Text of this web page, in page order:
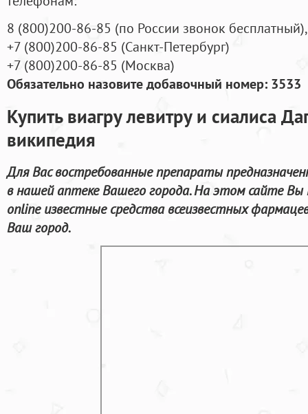
8 (800)200-86-85 (по России звонок бесплатный),
+7 (800)200-86-85 (Санкт-Петербург)
+7 (800)200-86-85 (Москва)
Обязательно назовите добавочный номер: 3533
Купить виагру левитру и сиалиса
википедия
Для Вас востребованные препараты
в нашей аптеке Вашего города. На этом сайте
online известные средства всеизвестных
Ваш город.